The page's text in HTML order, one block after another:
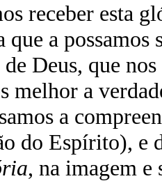
receber esta
que a
Deus, que
melhor a
a
do Espírito), e
, na imagem e